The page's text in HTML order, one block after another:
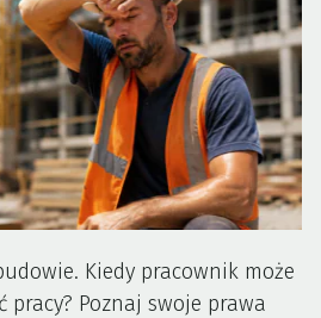
Kiedy pracownik może
pracy? Poznaj swoje prawa